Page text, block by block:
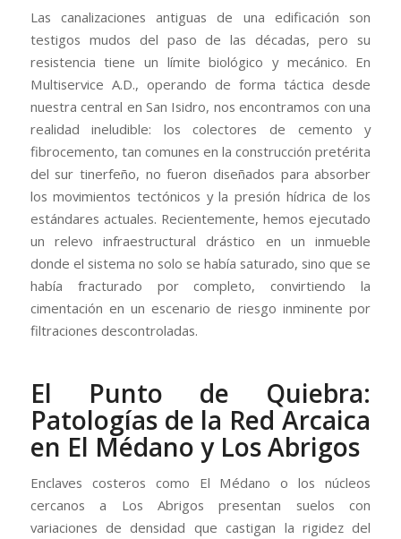
Las canalizaciones antiguas de una edificación son
testigos mudos del paso de las décadas, pero su
resistencia tiene un límite biológico y mecánico. En
Multiservice A.D., operando de forma táctica desde
nuestra central en San Isidro, nos encontramos con una
realidad ineludible: los colectores de cemento y
fibrocemento, tan comunes en la construcción pretérita
del sur tinerfeño, no fueron diseñados para absorber
los movimientos tectónicos y la presión hídrica de los
estándares actuales. Recientemente, hemos ejecutado
un relevo infraestructural drástico en un inmueble
donde el sistema no solo se había saturado, sino que se
había fracturado por completo, convirtiendo la
cimentación en un escenario de riesgo inminente por
filtraciones descontroladas.
El Punto de Quiebra:
Patologías de la Red Arcaica
en El Médano y Los Abrigos
Enclaves costeros como El Médano o los núcleos
cercanos a Los Abrigos presentan suelos con
variaciones de densidad que castigan la rigidez del